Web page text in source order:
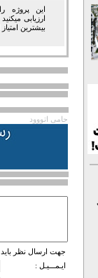
این پروژه
ارزیابی
بیشترین
حامی اتووود
جهت ارسال نظر
ایـمـــیـل :